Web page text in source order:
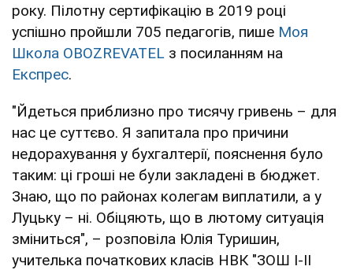
року. Пілотну сертифікацію в 2019 році
успішно пройшли 705 педагогів, пише Моя
Школа OBOZREVATEL з посиланням на
Експрес.
"Йдеться приблизно про тисячу гривень – для
нас це суттєво. Я запитала про причини
недорахування у бухгалтерії, пояснення було
таким: ці гроші не були закладені в бюджет.
Знаю, що по районах колегам виплатили, а у
Луцьку – ні. Обіцяють, що в лютому ситуація
зміниться", – розповіла Юлія Туришин,
учителька початкових класів НВК "ЗОШ І-ІІ